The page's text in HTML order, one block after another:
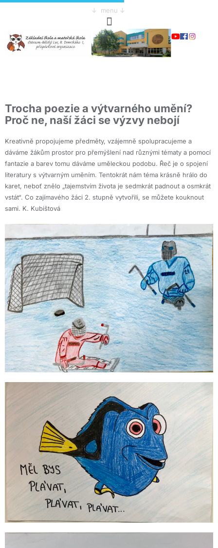
↓ menu ↓
Trocha poezie a výtvarného umění?
Proč ne, naší žáci se výzvy nebojí
Kreativně propojujeme předměty, vzájemně spolupracujeme a
dáváme žákům prostor pro přemýšlení nad různými tématy a pomocí
fantazie a barev tomu dáváme uměleckou podobu. Řeč je o spojení
literatury s výtvarným uměním. Tentokrát nám téma krásně hrálo do
karet, neboť znělo „tajemstvím života je sedmkrát padnout a osmkrát
vstát“. Co zajímavého žáci 2. stupně vytvořili, se můžete kouknout
sami. K. Kubištová